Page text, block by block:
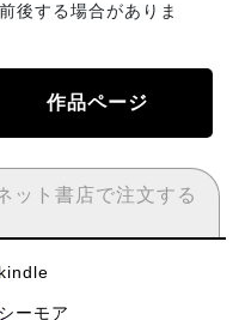
後する場合がありま
作品ページ
ット書店で注文する